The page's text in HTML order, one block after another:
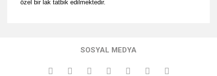
özel bir lak tatbik edilmektedir.
kullanarak tarafımıza iletebilirsiniz.
Görüş ve önerileriniz için teşekkür ederiz.
SOSYAL MEDYA